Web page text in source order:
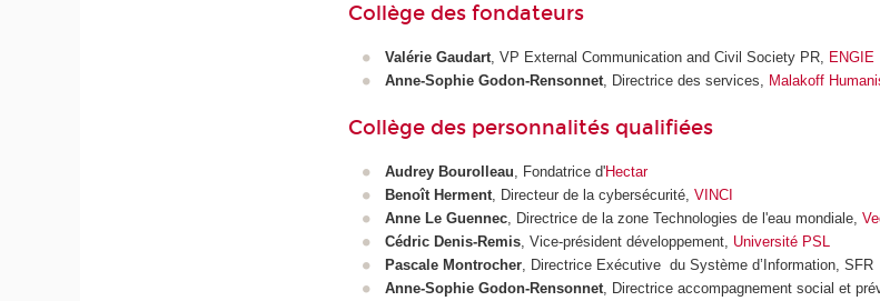
Collège des fondateurs
Valérie Gaudart, VP External Communication and Civil Society PR, ENGIE
Anne-Sophie Godon-Rensonnet, Directrice des services, Malakoff
Collège des personnalités qualifiées
Audrey Bourolleau , Fondatrice d'Hectar
Benoît Herment, Directeur de la cybersécurité, VINCI
Anne Le Guennec, Directrice de la zone Technologies de l'eau mondiale,
Cédric Denis-Remis, Vice-président développement, Université PSL
Pascale Montrocher, Directrice Exécutive du Système d’Information, SFR
Anne-Sophie Godon-Rensonnet, Directrice accompagnement social et